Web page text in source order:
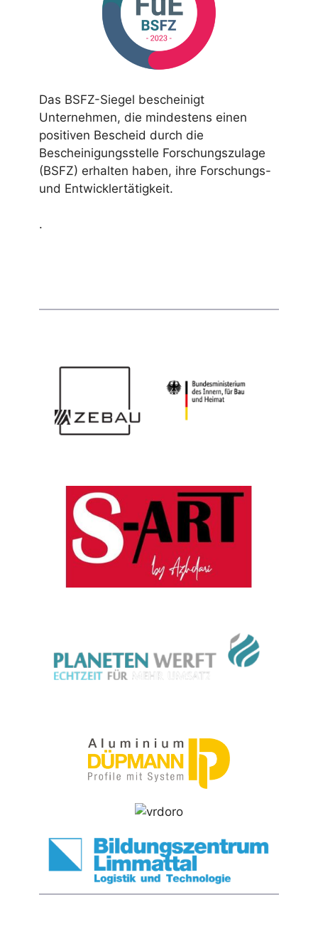
Das BSFZ-Siegel bescheinigt
Unternehmen, die mindestens einen
positiven Bescheid durch die
Bescheinigungsstelle Forschungszulage
(BSFZ) erhalten haben, ihre Forschungs-
und Entwicklertätigkeit.
.